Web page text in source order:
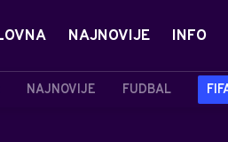
NAJNOVIJE INFO
NAJNOVIJE FUDBAL